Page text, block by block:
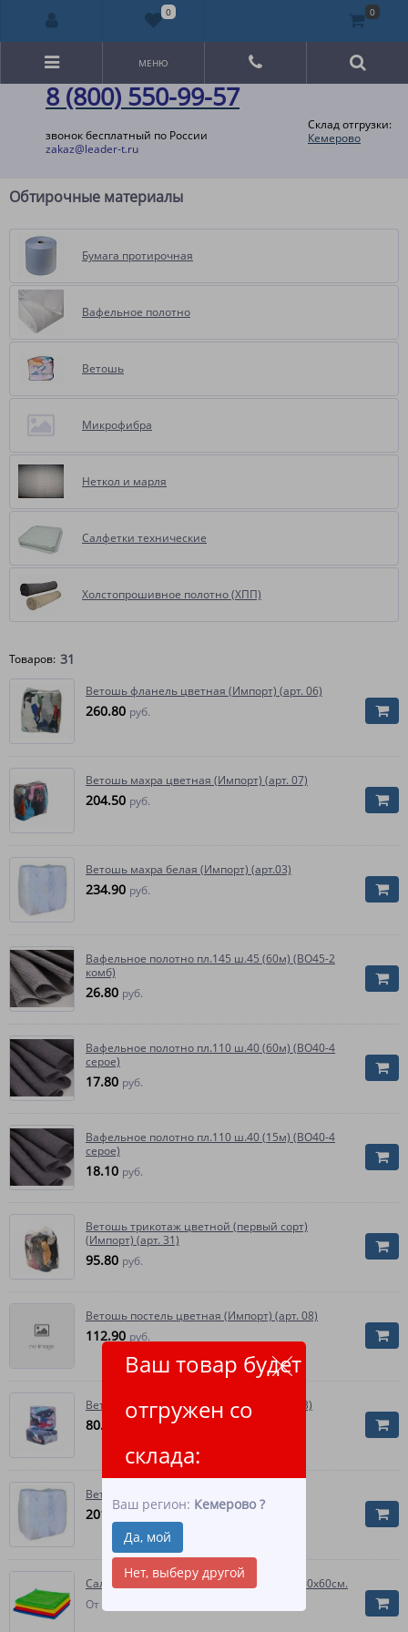
8 (800) 550-99-57
звонок бесплатный по России
zakaz@leader-t.ru
Склад отгрузки:
Кемерово
Ваш товар будет
отгружен со
склада:
Ваш регион: Кемерово ?
Да, мой
Нет, выберу другой
МЕНЮ
Обтирочные материалы
Бумага протирочная
Вафельное полотно
Ветошь
Микрофибра
Неткол и марля
Салфетки технические
Холстопрошивное полотно (ХПП)
Товаров: 31
Ветошь фланель цветная (Импорт) (арт. 06)
260.80 руб.
Ветошь махра цветная (Импорт) (арт. 07)
204.50 руб.
Ветошь махра белая (Импорт) (арт.03)
234.90 руб.
Вафельное полотно пл.145 ш.45 (60м) (ВО45-2
комб)
26.80 руб.
Вафельное полотно пл.110 ш.40 (60м) (ВО40-4
серое)
17.80 руб.
Вафельное полотно пл.110 ш.40 (15м) (ВО40-4
серое)
18.10 руб.
Ветошь трикотаж цветной (первый сорт)
(Импорт) (арт. 31)
95.80 руб.
Ветошь постель цветная (Импорт) (арт. 08)
112.90 руб.
Ветошь коттон цветной (Импорт) (арт. 33)
80.70
Ветошь белая Импорт (10 шт.)
201.30 руб.
Салфетка из микрофибры пл.200 гр/м2, 50х60см.
От
0 0